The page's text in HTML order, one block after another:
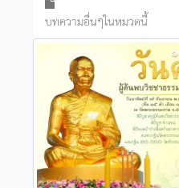
บทความอื่นๆในหมวดนี้